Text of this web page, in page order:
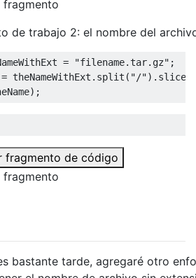
fragmento
de trabajo 2: el nombre del
= "filename.tar.gz" ;
= theNameWithExt . split ( "/"). slice
);
fragmento de código
fragmento
bastante tarde, agregaré otro